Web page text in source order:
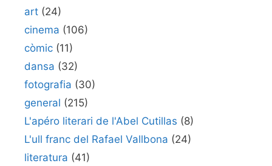
art (24)
cinema (106)
còmic (11)
dansa (32)
fotografia (30)
general (215)
L'apéro literari de l'Abel Cutillas (8)
L'ull franc del Rafael Vallbona (24)
literatura (41)